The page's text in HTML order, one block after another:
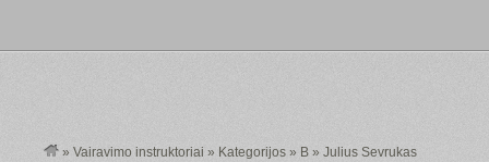
» Vairavimo instruktoriai » Kategorijos » B » Julius Sevrukas